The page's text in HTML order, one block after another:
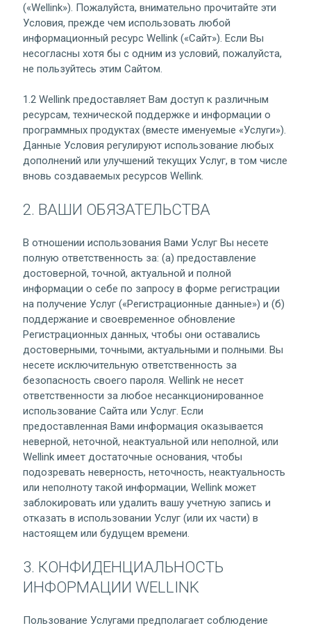
(«Wellink»). Пожалуйста, внимательно прочитайте эти
Условия, прежде чем использовать любой
информационный ресурс Wellink («Сайт»). Если Вы
несогласны хотя бы с одним из условий, пожалуйста,
не пользуйтесь этим Сайтом.
1.2 Wellink предоставляет Вам доступ к различным
ресурсам, технической поддержке и информации о
программных продуктах (вместе именуемые «Услуги»).
Данные Условия регулируют использование любых
дополнений или улучшений текущих Услуг, в том числе
вновь создаваемых ресурсов Wellink.
2. ВАШИ ОБЯЗАТЕЛЬСТВА
В отношении использования Вами Услуг Вы несете
полную ответственность за: (а) предоставление
достоверной, точной, актуальной и полной
информации о себе по запросу в форме регистрации
на получение Услуг («Регистрационные данные») и (б)
поддержание и своевременное обновление
Регистрационных данных, чтобы они оставались
достоверными, точными, актуальными и полными. Вы
несете исключительную ответственность за
безопасность своего пароля. Wellink не несет
ответственности за любое несанкционированное
использование Сайта или Услуг. Если
предоставленная Вами информация оказывается
неверной, неточной, неактуальной или неполной, или
Wellink имеет достаточные основания, чтобы
подозревать неверность, неточность, неактуальность
или неполноту такой информации, Wellink может
заблокировать или удалить вашу учетную запись и
отказать в использовании Услуг (или их части) в
настоящем или будущем времени.
3. КОНФИДЕНЦИАЛЬНОСТЬ
ИНФОРМАЦИИ WELLINK
Пользование Услугами предполагает соблюдение